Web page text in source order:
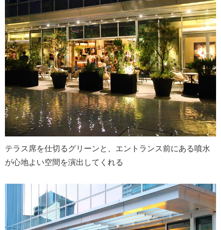
テラス席を仕切るグリーンと、エントランス前にある噴水
が心地よい空間を演出してくれる